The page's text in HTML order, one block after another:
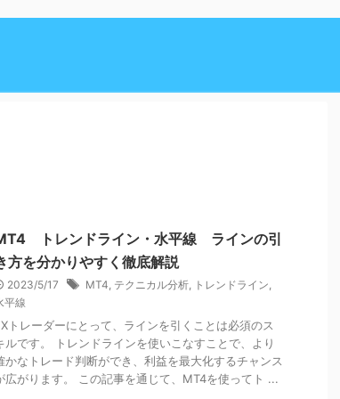
トレンドライン・水平線 ラインの引
方を分かりやすく徹底解説
2023/5/17 MT4, テクニカル分析, トレンドライン,
平線
トレーダーにとって、ラインを引くことは必須のス
ルです。 トレンドラインを使いこなすことで、より
かなトレード判断ができ、利益を最大化するチャンス
広がります。 この記事を通じて、MT4を使ってト ...